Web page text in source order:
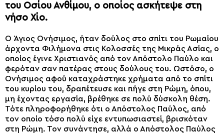
του Οσίου Ανθίμου, ο οποίος ασκήτεψε στη
νήσο Χίο.
O Άγιος Ονήσιμος, ήταν δούλος στο σπίτι του Ρωμαίου
άρχοντα Φιλήμονα στις Κολοσσές της Μικράς Ασίας, ο
οποίος έγινε Χριστιανός από τον Απόστολο Παύλο και
φερόταν σαν πατέρας στους δούλους του. Ωστόσο, ο
Ονήσιμος αφού καταχράστηκε χρήματα από το σπίτι
του κυρίου του, δραπέτευσε και πήγε στη Ρώμη, όπου,
μη έχοντας εργασία, βρέθηκε σε πολύ δύσκολη θέση.
Τότε πληροφορήθηκε ότι ο Απόστολος Παύλος, από
τον οποίο τόσο πολύ είχε εντυπωσιαστεί, βρισκόταν
στη Ρώμη. Τον συνάντησε, αλλά ο Απόστολος Παύλος